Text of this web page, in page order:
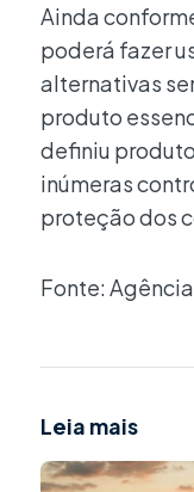
Ainda
poderá fazer
alternativas
produto
definiu
inúmeras
proteção dos
Fonte:
Leia mais